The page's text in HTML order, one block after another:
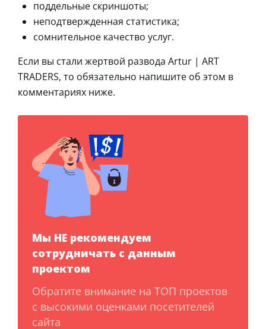
поддельные скриншоты;
неподтвержденная статистика;
сомнительное качество услуг.
Если вы стали жертвой развода Artur | ART
TRADERS, то обязательно напишите об этом в
комментариях ниже.
Мы НЕ рекомендуем
сотрудничать с данным
проектом
Обратите внимание на ТОП проектов
с высокими оценками посетителей
сайта